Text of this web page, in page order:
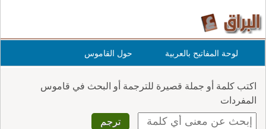
لوحة المفاتيح بالعربية حول القاموس
اكتب كلمة أو جملة قصيرة للترجمة أو البحث في قاموس
المفردات